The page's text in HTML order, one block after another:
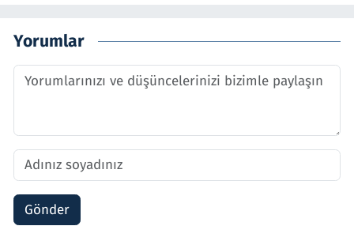
Yorumlar
Gönder